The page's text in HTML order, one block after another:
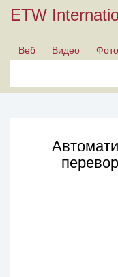
ETW
Веб
Видео Фото